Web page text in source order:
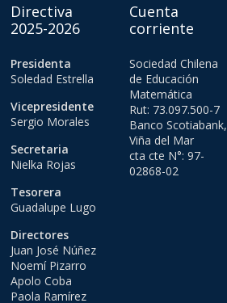
Directiva
2025-2026
Presidenta
Soledad Estrella
Vicepresidente
Sergio Morales
Secretaria
Nielka Rojas
Tesorera
Guadalupe Lugo
Directores
Juan José Núñez
Noemí Pizarro
Apolo Coba
Paola Ramírez
Cuenta
corriente
Sociedad Chilena
de Educación
Matemática
Rut: 73.097.500-7
Banco Scotiabank,
Viña del Mar
cta cte N°: 97-
02868-02